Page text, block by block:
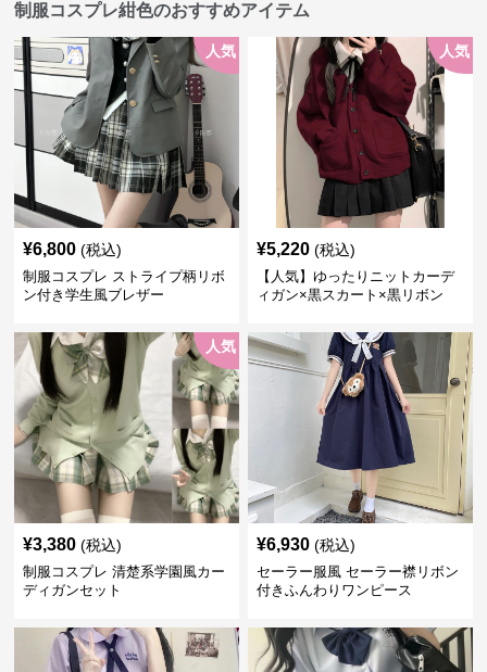
制服コスプレ紺色のおすすめアイテム
人気
¥6,800 (税込)
制服コスプレ ストライプ柄リボ
ン付き学生風ブレザー
人気
¥5,220 (税込)
【人気】ゆったりニットカーデ
ィガン×黒スカート×黒リボン
人気
¥3,380 (税込)
制服コスプレ 清楚系学園風カー
ディガンセット
¥6,930 (税込)
セーラー服風 セーラー襟リボン
付きふんわりワンピース